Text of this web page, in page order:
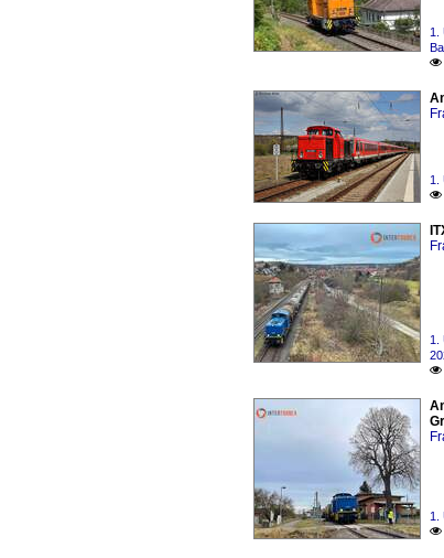
1.

1.

1.

1.
